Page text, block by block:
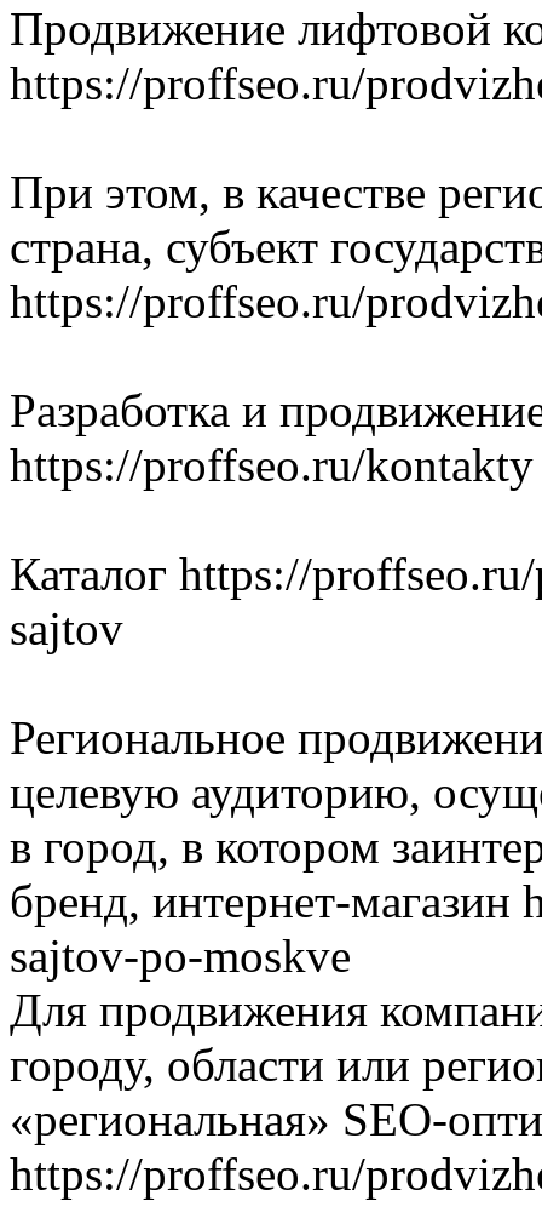
Продвижение лифтовой
https://proffseo.ru/
При этом, в качестве
страна, субъект
https://proffseo.ru/
Разработка и
https://proffseo.ru/kontakty
Каталог https://
sajtov
Региональное
целевую аудиторию,
в город, в котором
бренд, интернет-
sajtov-po-moskve
Для продвижения
городу, области или
«региональная» SEO-
https://proffseo.ru/